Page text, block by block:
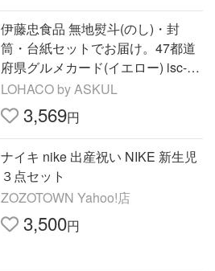
伊藤忠食品 無地熨斗(のし)・封
筒・台紙セットでお届け。47都道
府県グルメカード(イエロー) isc-56
6696-1 1枚（直送品）
LOHACO by ASKUL
3,569円
ナイキ nike 出産祝い NIKE 新生児
３点セット
ZOZOTOWN Yahoo!店
3,500円